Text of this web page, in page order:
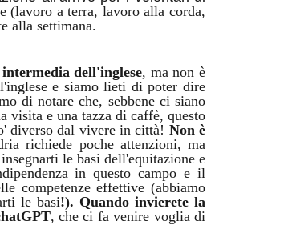
(lavoro a terra, lavoro alla corda,
alla settimana.
intermedia dell'inglese, ma non è
e siamo lieti di poter dire
di notare che, sebbene ci siano
visita e una tazza di caffè, questo
diverso dal vivere in città! Non è
richiede poche attenzioni, ma
le basi dell'equitazione e
in questo campo e il
competenze effettive (abbiamo
le basi!). Quando invierete la
, che ci fa venire voglia di